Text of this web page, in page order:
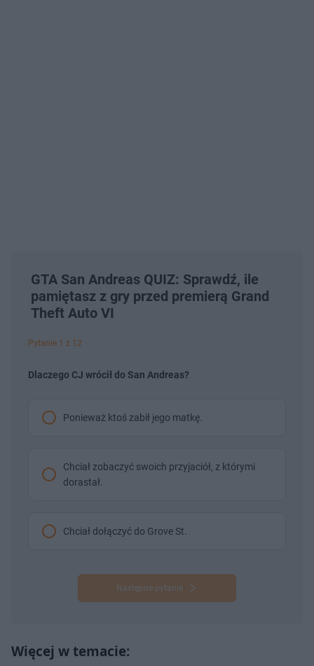
GTA San Andreas QUIZ: Sprawdź, ile
pamiętasz z gry przed premierą Grand
Theft Auto VI
Pytanie 1 z 12
Dlaczego CJ wrócił do San Andreas?
Ponieważ ktoś zabił jego matkę.
Chciał zobaczyć swoich przyjaciół, z którymi
dorastał.
Chciał dołączyć do Grove St.
Następne pytanie